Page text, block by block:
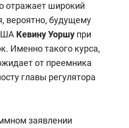
отражает широкий
вероятно, будущему
Кевину Уоршу при
Именно такого курса,
от преемника
главы регулятора
заявлении